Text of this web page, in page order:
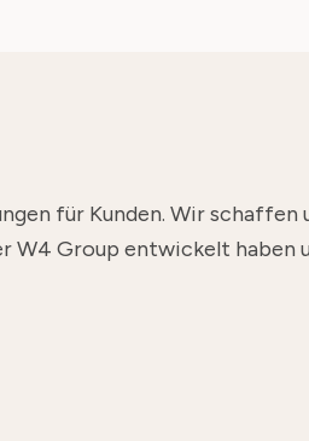
für Kunden. Wir schaffen
W4 Group entwickelt haben